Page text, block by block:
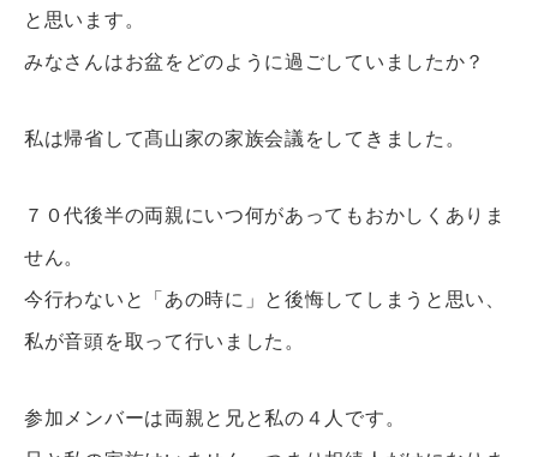
と思います。
みなさんはお盆をどのように過ごしていましたか？
私は帰省して髙山家の家族会議をしてきました。
７０代後半の両親にいつ何があってもおかしくありま
せん。
今行わないと「あの時に」と後悔してしまうと思い、
私が音頭を取って行いました。
参加メンバーは両親と兄と私の４人です。